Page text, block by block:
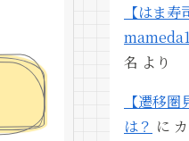
【はま
名 より
【遷移
は？ に